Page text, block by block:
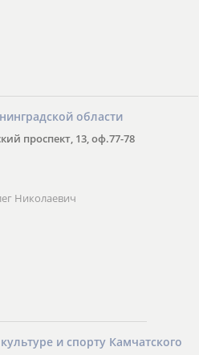
области
проспект, 13, оф.77-78
Николаевич
и спорту Камчатского